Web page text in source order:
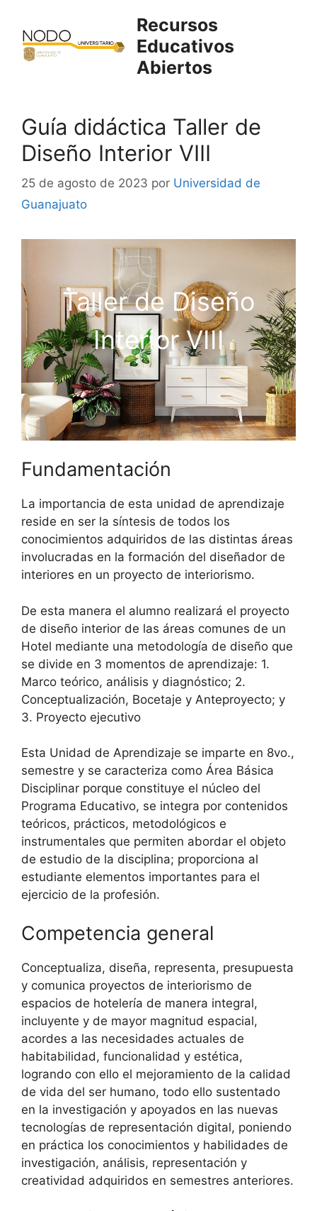
contenido
Recursos
Educativos
Abiertos
Guía didáctica Taller de
Diseño Interior VIII
25 de agosto de 2023 por Universidad de
Guanajuato
Taller de Diseño
Interior VIII
Fundamentación
La importancia de esta unidad de aprendizaje
reside en ser la síntesis de todos los
conocimientos adquiridos de las distintas áreas
involucradas en la formación del diseñador de
interiores en un proyecto de interiorismo.
De esta manera el alumno realizará el proyecto
de diseño interior de las áreas comunes de un
Hotel mediante una metodología de diseño que
se divide en 3 momentos de aprendizaje: 1.
Marco teórico, análisis y diagnóstico; 2.
Conceptualización, Bocetaje y Anteproyecto; y
3. Proyecto ejecutivo
Esta Unidad de Aprendizaje se imparte en 8vo.,
semestre y se caracteriza como Área Básica
Disciplinar porque constituye el núcleo del
Programa Educativo, se integra por contenidos
teóricos, prácticos, metodológicos e
instrumentales que permiten abordar el objeto
de estudio de la disciplina; proporciona al
estudiante elementos importantes para el
ejercicio de la profesión.
Competencia general
Conceptualiza, diseña, representa, presupuesta
y comunica proyectos de interiorismo de
espacios de hotelería de manera integral,
incluyente y de mayor magnitud espacial,
acordes a las necesidades actuales de
habitabilidad, funcionalidad y estética,
logrando con ello el mejoramiento de la calidad
de vida del ser humano, todo ello sustentado
en la investigación y apoyados en las nuevas
tecnologías de representación digital, poniendo
en práctica los conocimientos y habilidades de
investigación, análisis, representación y
creatividad adquiridos en semestres anteriores.